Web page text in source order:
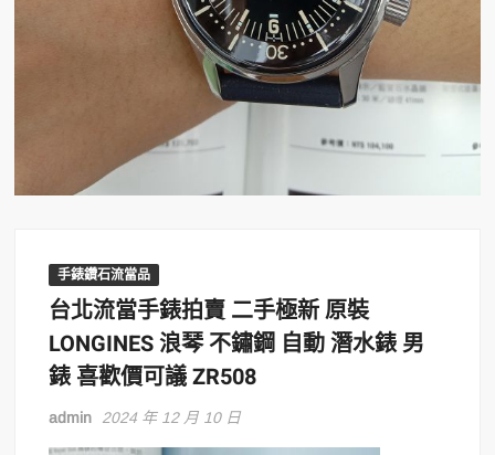
手錶鑽石流當品
台北流當手錶拍賣 二手極新 原裝
LONGINES 浪琴 不鏽鋼 自動 潛水錶 男
錶 喜歡價可議 ZR508
admin 2024 年 12 月 10 日